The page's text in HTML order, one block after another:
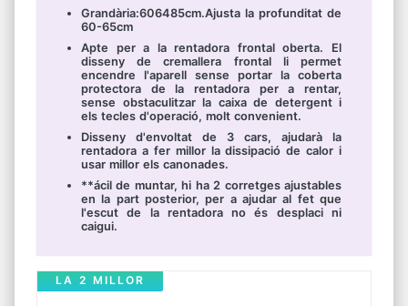
Grandària:606485cm.Ajusta la profunditat de
60-65cm
Apte per a la rentadora frontal oberta. El
disseny de cremallera frontal li permet
encendre l'aparell sense portar la coberta
protectora de la rentadora per a rentar,
sense obstaculitzar la caixa de detergent i
els tecles d'operació, molt convenient.
Disseny d'envoltat de 3 cars, ajudarà la
rentadora a fer millor la dissipació de calor i
usar millor els canonades.
**ácil de muntar, hi ha 2 corretges ajustables
en la part posterior, per a ajudar al fet que
l'escut de la rentadora no és desplaci ni
caigui.
LA 2 MILLOR